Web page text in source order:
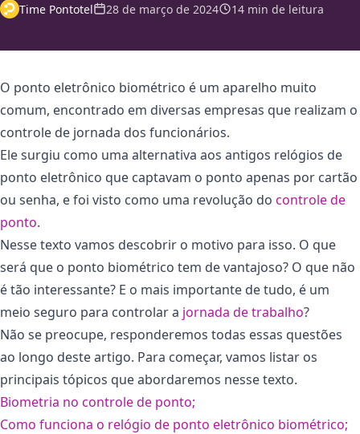
Time Pontotel 28 de março de 2024 14 min de leitura
O ponto eletrônico biométrico é um aparelho muito
comum, encontrado em diversas empresas que realizam o
controle de jornada dos funcionários.
Ele surgiu como uma alternativa aos antigos relógios de
ponto eletrônico que captavam o ponto apenas por cartão
ou senha, e foi visto como uma revolução do controle de
ponto.
Nesse texto vamos descobrir o motivo para isso. O que
será que o ponto biométrico tem de vantajoso? O que não
é tão interessante? E o mais importante de tudo, é um
meio seguro para controlar a jornada de trabalho?
Não se preocupe, responderemos todas essas questões
ao longo deste artigo. Para começar, vamos listar os
principais tópicos que abordaremos nesse texto.
Biometria no controle de ponto;
Como funciona o relógio de ponto eletrônico biométrico;